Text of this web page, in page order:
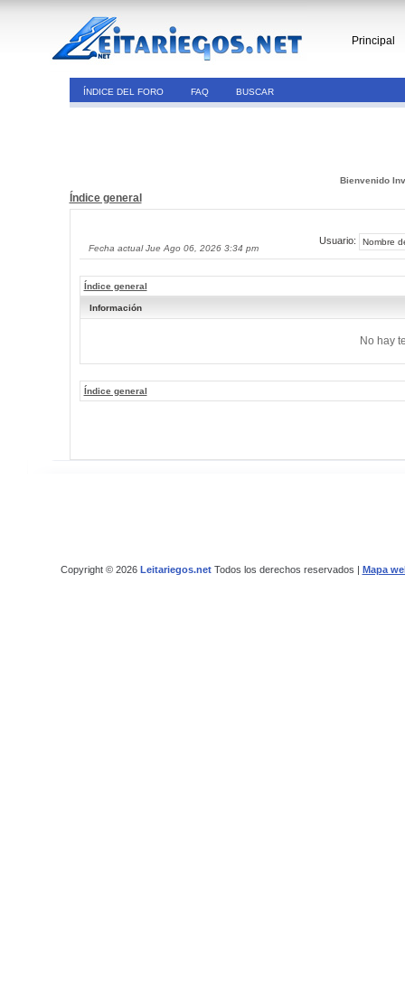
Principal
ÍNDICE DEL FORO FAQ BUSCAR
Bienvenido
Índice general
Fecha actual Jue Ago 06, 2026 3:34 pm
Usuario:
Índice general
Información
No hay
Índice general
Copyright © 2026 Leitariegos.netTodos los derechos reservados | Mapa